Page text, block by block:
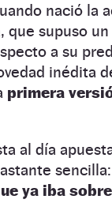
nació la
que supuso
a su
inédita
primera
al día
sencilla:
ya iba